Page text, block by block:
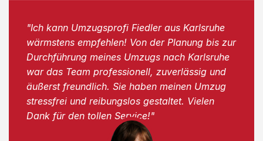
"Ich kann Umzugsprofi Fiedler aus Karlsruhe
wärmstens empfehlen! Von der Planung bis zur
Durchführung meines Umzugs nach Karlsruhe
war das Team professionell, zuverlässig und
äußerst freundlich. Sie haben meinen Umzug
stressfrei und reibungslos gestaltet. Vielen
Dank für den tollen Service!"